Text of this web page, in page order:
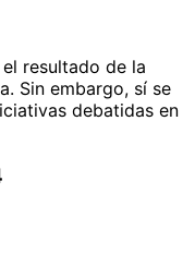
resultado de la
Sin embargo, sí se
debatidas en